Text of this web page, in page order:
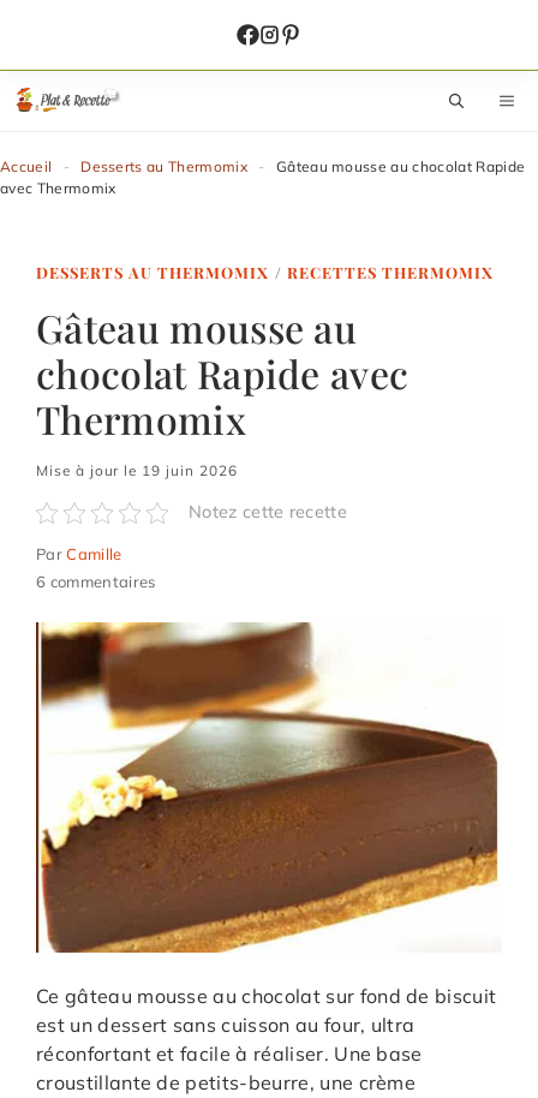
contenu
Accueil - Desserts au Thermomix -
Gâteau mousse au chocolat Rapide
avec Thermomix
DESSERTS AU THERMOMIX / RECETTES THERMOMIX
Gâteau mousse au
chocolat Rapide avec
Thermomix
Mise à jour le 19 juin 2026
Notez cette recette
ParCamille
6 commentaires
Ce gâteau mousse au chocolat sur fond de biscuit
est un dessert sans cuisson au four, ultra
réconfortant et facile à réaliser. Une base
croustillante de petits-beurre, une crème